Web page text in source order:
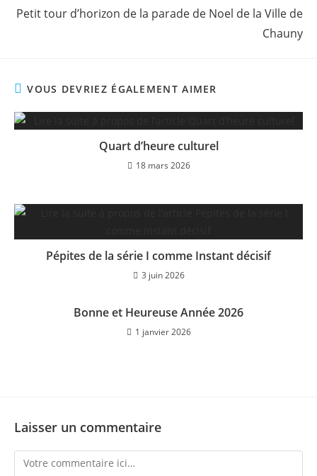
articles
Petit tour d’horizon de la parade de Noel de la Ville de
Chauny
VOUS DEVRIEZ ÉGALEMENT AIMER
Quart d’heure culturel
18 mars 2026
Pépites de la série I comme Instant décisif
3 juin 2026
Bonne et Heureuse Année 2026
1 janvier 2026
Laisser un commentaire
Comment